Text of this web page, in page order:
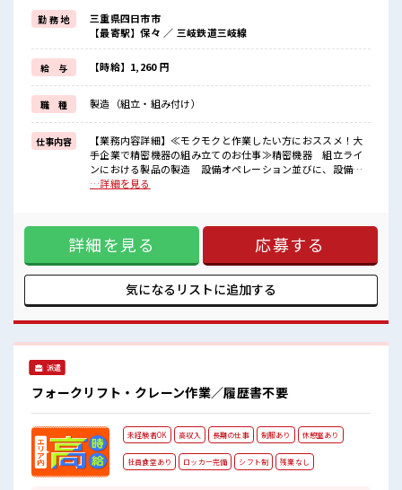
派手過ぎなければ髪型や髪色自由♪
(規定有)≪ラクラク制服アリ≫
制服があるので、
毎日の服装の悩み解消♪
≪未経験OKの仕事≫
新しいことにチャレンジするのは不安だけど、
しっかり働く環境が整っています！
イチからスキルUP・ステップUP目指していきましょう！
≪収入アップを目指せる≫
高時給だらけの派遣のお仕事です！
■職場の雰囲気
明るすぎたり奇抜過ぎなければヘアカラーOK！
ロッカー付き職場♪
勤 務 地
三重県四日市市
【最寄駅】保々 ／ 三岐鉄道三岐線
給 与 【時給】1,260 円
職 種 製造（組立・組み付け）
仕事内容
【業務内容詳細】≪モクモクと作業したい方におススメ！大
手企業で精密機器の組み立てのお仕事≫精密機器 組立ライ
ンにおける製品の製造 設備オペレーション並びに、設備点
検、設備保守、メンテナンス、及び付随業務⇒小さい物だと
付けから検査までを1人で行います。2人～3人のグループで回
していく作業もありモクモクと作業できる方が向いていま
す。 【取扱製品情報】精密機器の製造 ■お仕事PR ≪残業で稼
げる≫ 高収入を希望される方にオススメ。 残業は月20時間以
上あります♪ ≪モチベーションもUP≫ 派手過ぎなければ髪型
や髪色自由♪ (規定有)≪ラクラク制服アリ≫ 制服があるの
とにチャレンジするのは不安だけど、 しっかり働く環境が整
っています！ イチからスキルUP・ステップUP目指していき
ヘアカラーOK！ 休憩時間にゆっくりできるスペース完備！
持ち物が多いあなたにもぴったり☆ ロッカー付き職場♪
…詳細を見る
詳細を見る 応募する
気になるリストに追加する
派遣
フォークリフト・クレーン作業／履歴書不要
未経験者OK 高収入 長期の仕事 制服あり 休憩室あり
社員食堂あり ロッカー完備 シフト制 残業なし